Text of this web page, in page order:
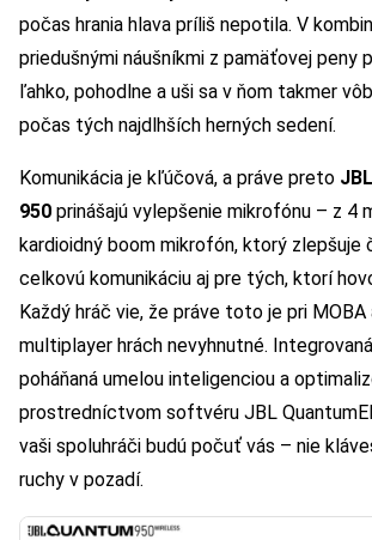
počas hrania hlava príliš nepotila. V
priedušnými náušníkmi z pamäťovej peny
ľahko, pohodlne a uši sa v ňom takmer
počas tých najdlhších herných sedení.
Komunikácia je kľúčová, a práve preto
950 prinášajú vylepšenie mikrofónu – z 4
kardioidný boom mikrofón, ktorý zlepšuje
celkovú komunikáciu aj pre tých, ktorí
Každý hráč vie, že práve toto je pri
multiplayer hrách nevyhnutné.
poháňaná umelou inteligenciou a
prostredníctvom softvéru JBL
vaši spoluhráči budú počuť vás – nie
ruchy v pozadí.